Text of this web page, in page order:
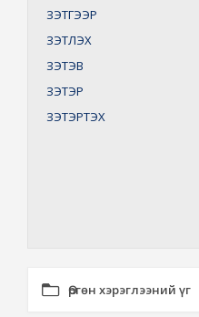
ЗЭТГЭЭР
ЗЭТЛЭХ
ЗЭТЭВ
ЗЭТЭР
ЗЭТЭРТЭХ
Өргөн хэрэглээний үг